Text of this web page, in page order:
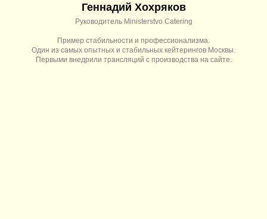
Геннадий Хохряков
Руководитель Ministerstvo Catering
Пример стабильности и профессионализма.
Один из самых опытных и стабильных кейтерингов Москвы.
Первыми внедрили трансляций с производства на сайте.